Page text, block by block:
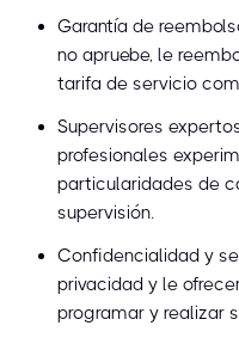
Garantía de
no apruebe, le
tarifa de servicio
Supervisores
profesionales
particularidades de
supervisión.
Confidencialidad y
privacidad y le
programar y realizar